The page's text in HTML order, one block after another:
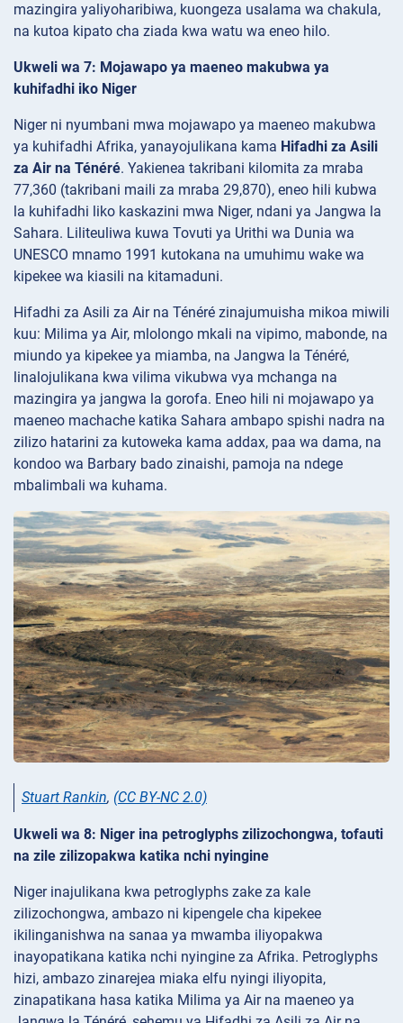
mazingira yaliyoharibiwa, kuongeza usalama wa chakula,
na kutoa kipato cha ziada kwa watu wa eneo hilo.
Ukweli wa 7: Mojawapo ya maeneo makubwa ya
kuhifadhi iko Niger
Niger ni nyumbani mwa mojawapo ya maeneo makubwa
ya kuhifadhi Afrika, yanayojulikana kama Hifadhi za Asili
za Air na Ténéré. Yakienea takribani kilomita za mraba
77,360 (takribani maili za mraba 29,870), eneo hili kubwa
la kuhifadhi liko kaskazini mwa Niger, ndani ya Jangwa la
Sahara. Liliteuliwa kuwa Tovuti ya Urithi wa Dunia wa
UNESCO mnamo 1991 kutokana na umuhimu wake wa
kipekee wa kiasili na kitamaduni.
Hifadhi za Asili za Air na Ténéré zinajumuisha mikoa miwili
kuu: Milima ya Air, mlolongo mkali na vipimo, mabonde, na
miundo ya kipekee ya miamba, na Jangwa la Ténéré,
linalojulikana kwa vilima vikubwa vya mchanga na
mazingira ya jangwa la gorofa. Eneo hili ni mojawapo ya
maeneo machache katika Sahara ambapo spishi nadra na
zilizo hatarini za kutoweka kama addax, paa wa dama, na
kondoo wa Barbary bado zinaishi, pamoja na ndege
mbalimbali wa kuhama.
Stuart Rankin, (CC BY-NC 2.0)
Ukweli wa 8: Niger ina petroglyphs zilizochongwa, tofauti
na zile zilizopakwa katika nchi nyingine
Niger inajulikana kwa petroglyphs zake za kale
zilizochongwa, ambazo ni kipengele cha kipekee
ikilinganishwa na sanaa ya mwamba iliyopakwa
inayopatikana katika nchi nyingine za Afrika. Petroglyphs
hizi, ambazo zinarejea miaka elfu nyingi iliyopita,
zinapatikana hasa katika Milima ya Air na maeneo ya